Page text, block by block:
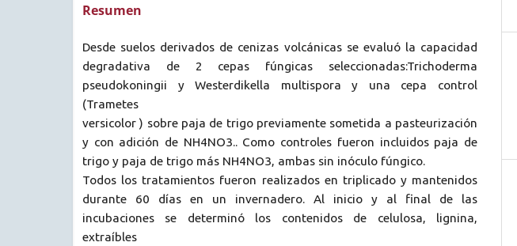
Resumen
Desde suelos derivados de cenizas volcánicas se evaluó la capacidad
degradativa de 2 cepas fúngicas seleccionadas:Trichoderma
pseudokoningii y Westerdikella multispora y una cepa control
(Trametes
versicolor ) sobre paja de trigo previamente sometida a pasteurización
y con adición de NH4NO3.. Como controles fueron incluidos paja de
trigo y paja de trigo más NH4NO3, ambas sin inóculo fúngico.
Todos los tratamientos fueron realizados en triplicado y mantenidos
durante 60 días en un invernadero. Al inicio y al final de las
incubaciones se determinó los contenidos de celulosa, lignina,
extraíbles